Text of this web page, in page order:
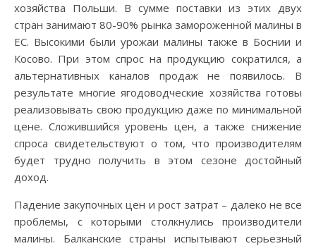
хозяйства Польши. В сумме поставки из этих двух
стран занимают 80-90% рынка замороженной малины в
ЕС. Высокими были урожаи малины также в Боснии и
Косово. При этом спрос на продукцию сократился, а
альтернативных каналов продаж не появилось. В
результате многие ягодоводческие хозяйства готовы
реализовывать свою продукцию даже по минимальной
цене. Сложившийся уровень цен, а также снижение
спроса свидетельствуют о том, что производителям
будет трудно получить в этом сезоне достойный
доход.
Падение закупочных цен и рост затрат – далеко не все
проблемы, с которыми столкнулись производители
малины. Балканские страны испытывают серьезный